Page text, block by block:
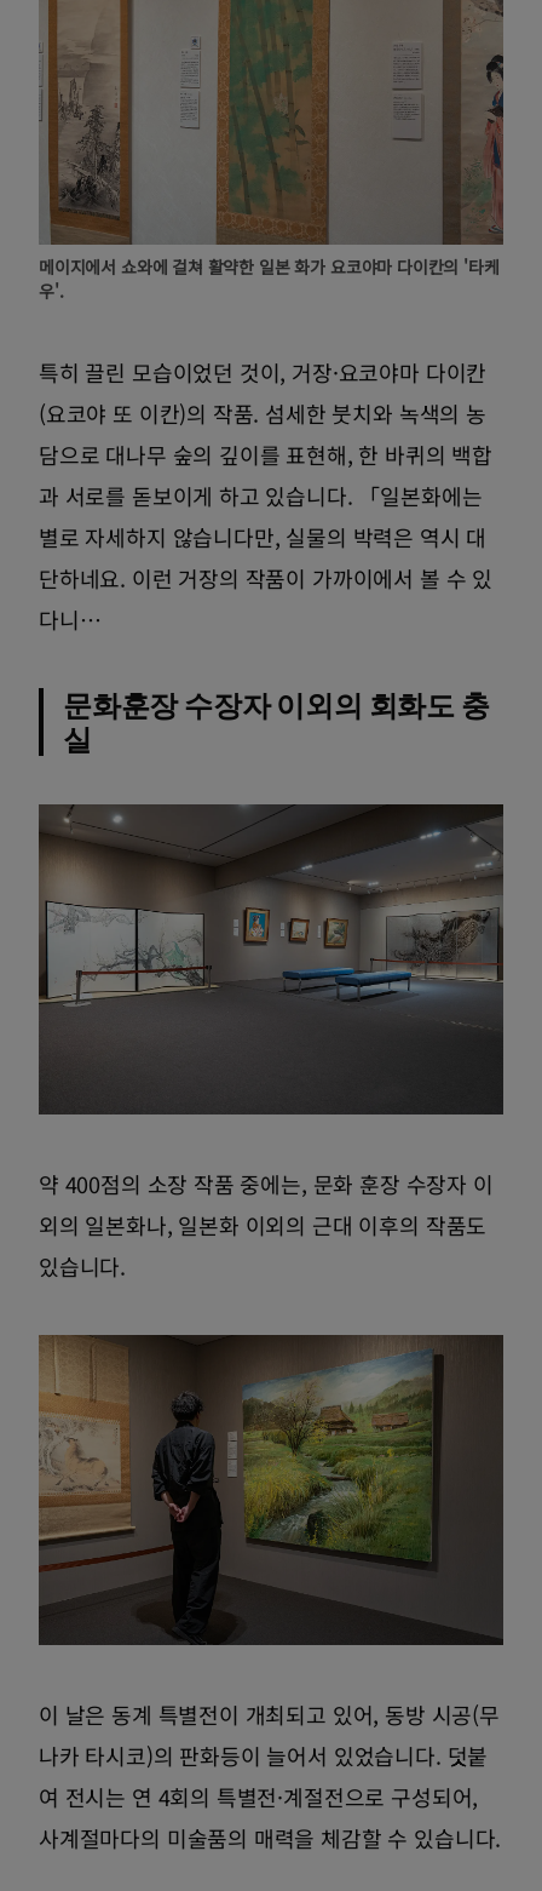
메이지에서 쇼와에 걸쳐 활약한 일본 화가 요코야마 다이칸의 '타케
우'.
특히 끌린 모습이었던 것이, 거장·요코야마 다이칸
(요코야 또 이칸)의 작품. 섬세한 붓치와 녹색의 농
담으로 대나무 숲의 깊이를 표현해, 한 바퀴의 백합
과 서로를 돋보이게 하고 있습니다. 「일본화에는
별로 자세하지 않습니다만, 실물의 박력은 역시 대
단하네요. 이런 거장의 작품이 가까이에서 볼 수 있
다니…
문화훈장 수장자 이외의 회화도 충
실
약 400점의 소장 작품 중에는, 문화 훈장 수장자 이
외의 일본화나, 일본화 이외의 근대 이후의 작품도
있습니다.
이 날은 동계 특별전이 개최되고 있어, 동방 시공(무
나카 타시코)의 판화등이 늘어서 있었습니다. 덧붙
여 전시는 연 4회의 특별전·계절전으로 구성되어,
사계절마다의 미술품의 매력을 체감할 수 있습니다.